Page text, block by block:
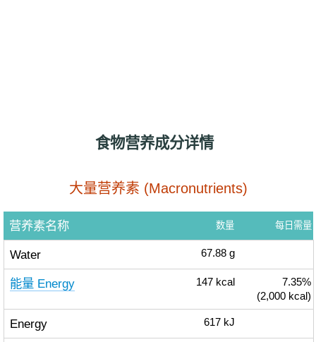
食物营养成分详情
大量营养素 (Macronutrients)
营养素名称 数量 每日需量
Water 67.88 g
能量 Energy 147 kcal
7.35%
(2,000 kcal)
Energy 617 kJ